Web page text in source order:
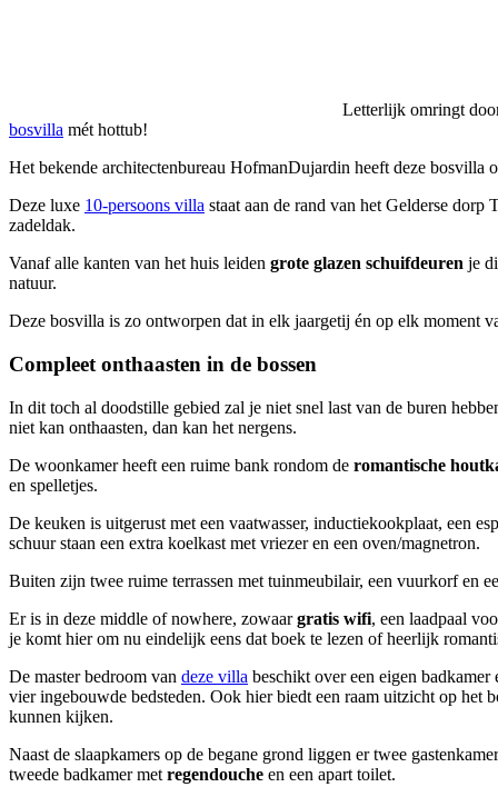
Letterlijk omringt
bosvilla mét hottub!
Het bekende architectenbureau HofmanDujardin heeft deze bosvilla
Deze luxe 10-persoons villa staat aan de rand van het Gelderse dorp
zadeldak.
Vanaf alle kanten van het huis leiden grote glazen schuifdeuren je
natuur.
Deze bosvilla is zo ontworpen dat in elk jaargetij én op elk moment
Compleet onthaasten in de bossen
In dit toch al doodstille gebied zal je niet snel last van de buren
niet kan onthaasten, dan kan het nergens.
De woonkamer heeft een ruime bank rondom de romantische
en spelletjes.
De keuken is uitgerust met een vaatwasser, inductiekookplaat, een
schuur staan een extra koelkast met vriezer en een oven/magnetron.
Buiten zijn twee ruime terrassen met tuinmeubilair, een vuurkorf en
Er is in deze middle of nowhere, zowaargratis wifi, een laadpaal
je komt hier om nu eindelijk eens dat boek te lezen of heerlijk
De master bedroom van deze villa beschikt over een eigen
vier ingebouwde bedsteden. Ook hier biedt een raam uitzicht op het
kunnen kijken.
Naast de slaapkamers op de begane grond liggen er twee
tweede badkamer met regendouche en een apart toilet.